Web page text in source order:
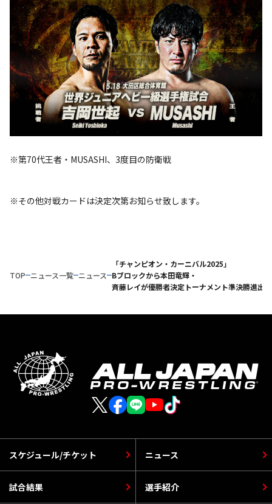
※第70代王者・MUSASHI、3度目の防衛戦
※その他対戦カードは決定次第お知らせ致します。
TOP ニュース一覧 ニュース
「チャンピオン・カーニバル2025」
Bブロックから本田竜輝・
斉藤レイが優勝者決定トーナメント準決勝進出！
スケジュール/チケット
選手紹介
ニュース
試合結果